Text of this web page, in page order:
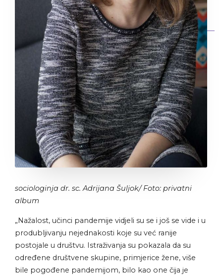
sociologinja dr. sc. Adrijana Šuljok/ Foto: privatni
album
„Nažalost, učinci pandemije vidjeli su se i još se vide i u
produbljivanju nejednakosti koje su već ranije
postojale u društvu. Istraživanja su pokazala da su
određene društvene skupine, primjerice žene, više
bile pogođene pandemijom, bilo kao one čija je